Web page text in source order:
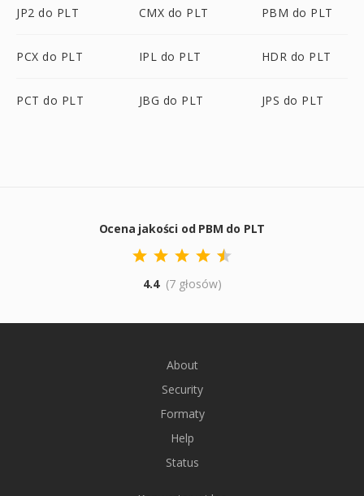
JP2 do PLT CMX do PLT PBM do PLT
PCX do PLT IPL do PLT HDR do PLT
PCT do PLT JBG do PLT JPS do PLT
Ocena jakości od PBM do PLT
4.4 (7 głosów)
About
Security
Formaty
Help
Status